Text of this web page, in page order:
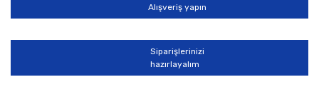
Alışveriş yapın
Siparişlerinizi
hazırlayalım